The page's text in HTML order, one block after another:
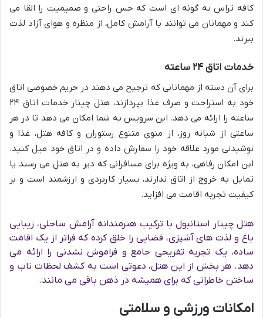
کافه تراس به گونه ای است که حس راحتی و صمیمیت را القا می
کند و مهمانان می توانند با آرامش کامل، از منظره و هوای آزاد لذت
ببرند.
خدمات اتاق ۲۴ ساعته
برای آن دسته از مهمانانی که ترجیح می دهند در حریم خصوصی اتاق
خود به استراحت و صرف غذا بپردازند، هتل چینار خدمات اتاق ۲۴
ساعته را ارائه می دهد. این سرویس به شما امکان می دهد تا در هر
ساعتی از شبانه روز، از منوی متنوع رستوران و کافه هتل، غذا و
نوشیدنی مورد علاقه خود را سفارش داده و در اتاق خود میل کنید.
این امکان رفاهی، به ویژه برای مسافرانی که دیر به هتل می رسند یا
تمایل به خروج از اتاق ندارند، بسیار کاربردی و ارزشمند است و بر
کیفیت تجربه اقامت می افزاید.
هتل چینار استانبول با ترکیب هنرمندانه آرامش ساحلی، زیبایی
باغ و لذت های آشپزی، فضایی را خلق کرده که فراتر از یک اقامت
ساده، یک تجربه تفریحی جامع و فراموش نشدنی را ارائه می
دهد. هر بخش از این هتل، دعوتی است به کشف لحظات ناب و
ساختن خاطراتی که برای همیشه در ذهن باقی می مانند.
امکانات ورزشی و سلامتی